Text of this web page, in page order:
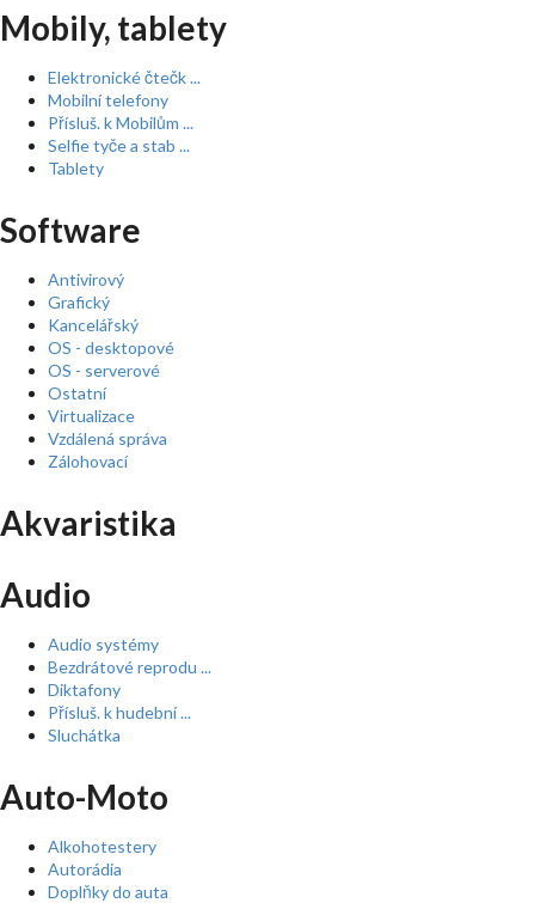
Mobily, tablety
Elektronické čtečk ...
Mobilní telefony
Přísluš. k Mobilům ...
Selfie tyče a stab ...
Tablety
Software
Antivirový
Grafický
Kancelářský
OS - desktopové
OS - serverové
Ostatní
Virtualizace
Vzdálená správa
Zálohovací
Akvaristika
Audio
Audio systémy
Bezdrátové reprodu ...
Diktafony
Přísluš. k hudební ...
Sluchátka
Auto-Moto
Alkohotestery
Autorádia
Doplňky do auta